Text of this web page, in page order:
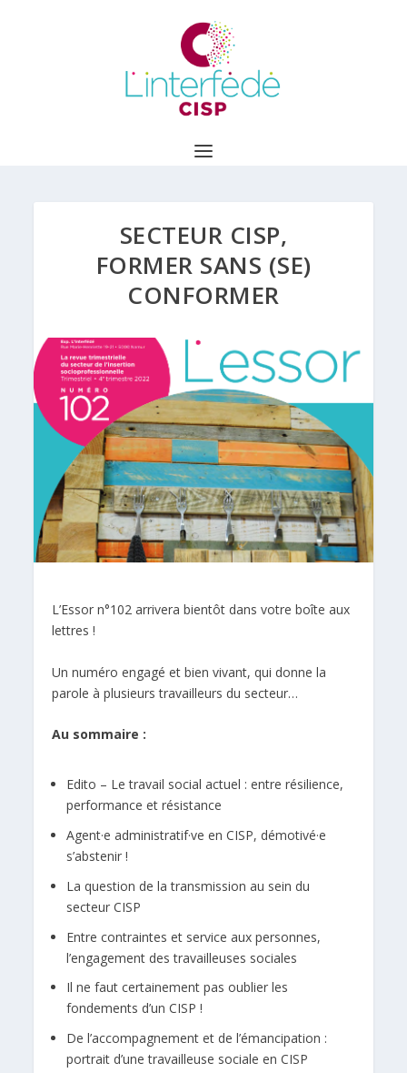
SECTEUR CISP,
FORMER SANS (SE)
CONFORMER
L’Essor n°102 arrivera bientôt dans votre boîte aux
lettres !
Un numéro engagé et bien vivant, qui donne la
parole à plusieurs travailleurs du secteur…
Au sommaire :
Edito – Le travail social actuel : entre résilience,
performance et résistance
Agent·e administratif·ve en CISP, démotivé·e
s’abstenir !
La question de la transmission au sein du
secteur CISP
Entre contraintes et service aux personnes,
l’engagement des travailleuses sociales
Il ne faut certainement pas oublier les
fondements d’un CISP !
De l’accompagnement et de l’émancipation :
portrait d’une travailleuse sociale en CISP